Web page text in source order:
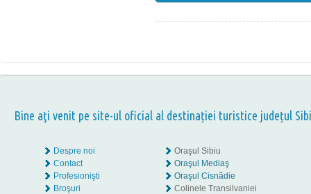
Bine aţi venit pe site-ul oficial al destinației turistice județul
Despre noi
Contact
Profesionişti
Broşuri
Oraşul Sibiu
Oraşul Mediaş
Oraşul Cisnădie
Colinele Transilvaniei